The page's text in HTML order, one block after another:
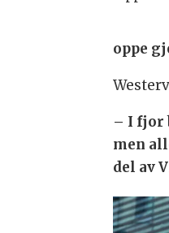
oppe
– I fjor
men
del av